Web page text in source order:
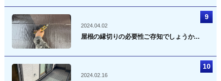
2024.04.02
屋根の縁切りの必要性ご存知でしょうか...
2024.02.16